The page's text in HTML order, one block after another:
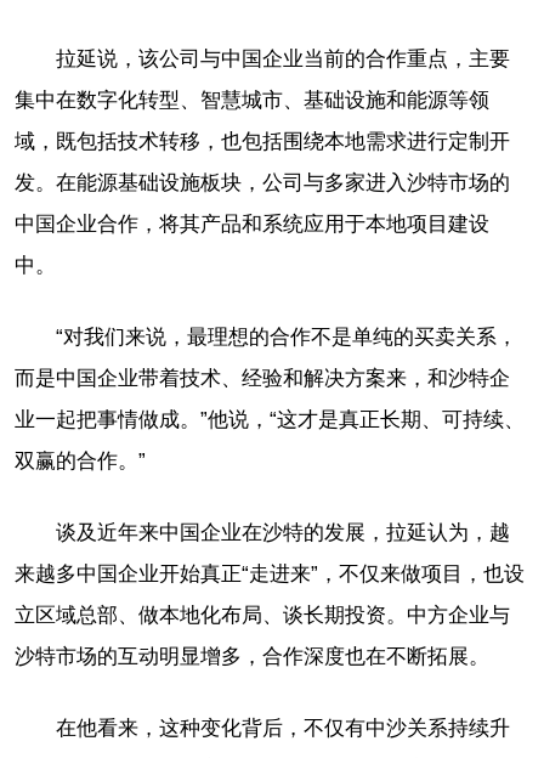
拉延说，该公司与中国企业当前的合作重点，主要
集中在数字化转型、智慧城市、基础设施和能源等领
域，既包括技术转移，也包括围绕本地需求进行定制开
发。在能源基础设施板块，公司与多家进入沙特市场的
中国企业合作，将其产品和系统应用于本地项目建设
中。
“对我们来说，最理想的合作不是单纯的买卖关系，
而是中国企业带着技术、经验和解决方案来，和沙特企
业一起把事情做成。”他说，“这才是真正长期、可持续、
双赢的合作。”
谈及近年来中国企业在沙特的发展，拉延认为，越
来越多中国企业开始真正“走进来”，不仅来做项目，也设
立区域总部、做本地化布局、谈长期投资。中方企业与
沙特市场的互动明显增多，合作深度也在不断拓展。
在他看来，这种变化背后，不仅有中沙关系持续升